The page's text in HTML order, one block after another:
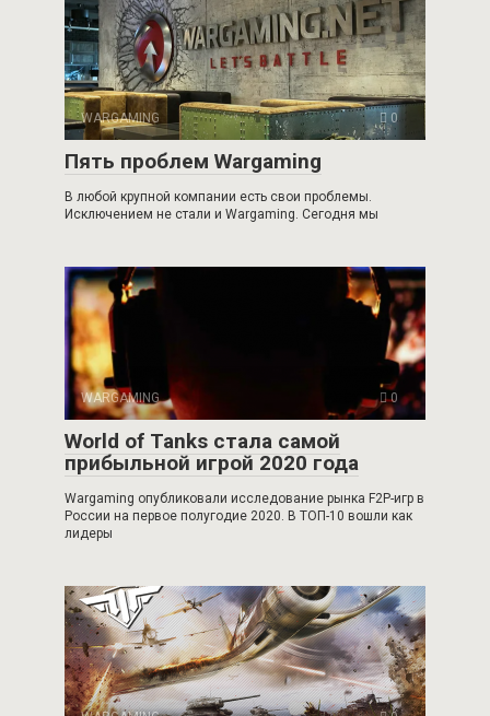
WARGAMING 0
Пять проблем Wargaming
В любой крупной компании есть свои проблемы.
Исключением не стали и Wargaming. Сегодня мы
WARGAMING 0
World of Tanks стала самой
прибыльной игрой 2020 года
Wargaming опубликовали исследование рынка F2P-игр в
России на первое полугодие 2020. В ТОП-10 вошли как
лидеры